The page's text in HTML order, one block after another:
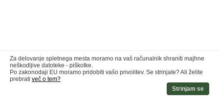
Za delovanje spletnega mesta moramo na vaš računalnik shraniti majhne
neškodljive datoteke - piškotke.
Po zakonodaji EU moramo pridobiti vašo privolitev. Se strinjate? Ali želite
prebrati več o tem?
Strinjam se